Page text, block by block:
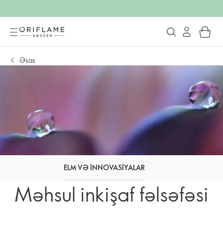
Əsas
ELM VƏ INNOVASIYALAR
Məhsul inkişaf fəlsəfəsi